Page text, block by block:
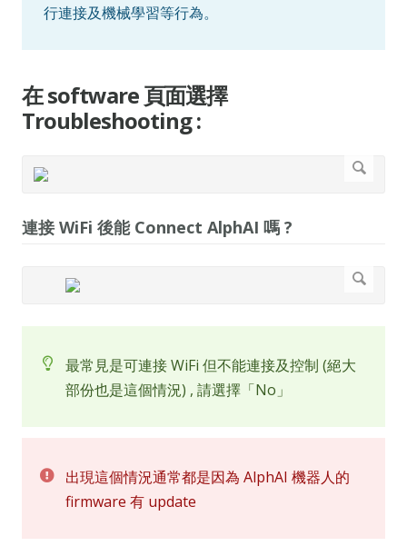
行連接及機械學習等行為。
在 software 頁面選擇
Troubleshooting :
連接 WiFi 後能 Connect AlphAI 嗎 ?
最常見是可連接 WiFi 但不能連接及控制 (絕大
部份也是這個情況) , 請選擇「No」
出現這個情況通常都是因為 AlphAI 機器人的
firmware 有 update